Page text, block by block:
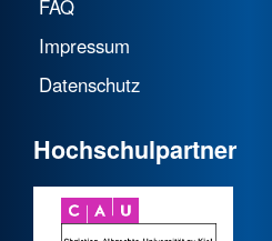
FAQ
Impressum
Datenschutz
Hochschulpartner